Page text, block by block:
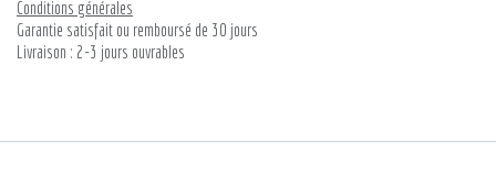
Conditions générales
Garantie satisfait ou remboursé de 30 jours
Livraison : 2-3 jours ouvrables